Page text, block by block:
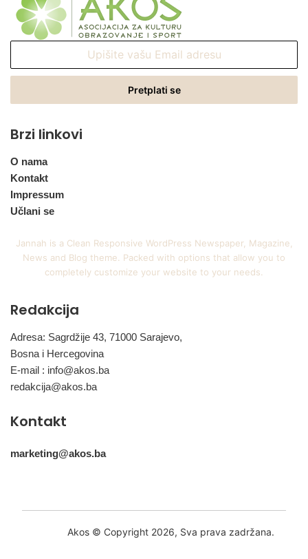
Email
Brzi linkovi
O nama
Kontakt
Impressum
Učlani se
Jannah is a Clean Responsive WordPress Newspaper, Magazine,
News and Blog theme. Packed with options that allow you to
completely customize your website to your needs.
Redakcija
Adresa: Sagrdžije 43, 71000 Sarajevo,
Bosna i Hercegovina
E-mail : info@akos.ba
redakcija@akos.ba
Kontakt
marketing@akos.ba
Akos © Copyright 2026, Sva prava zadržana.